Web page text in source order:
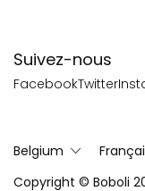
Suivez-nous
FacebookTwitter
Belgium
Copyright © Boboli